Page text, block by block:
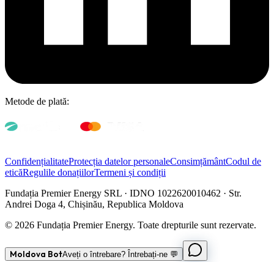
Metode de plată:
ConfidențialitateProtecția datelor personaleConsimțământCodul de
eticăRegulile donațiilorTermeni și condiții
Fundația Premier Energy SRL · IDNO 1022620010462 · Str.
Andrei Doga 4, Chișinău, Republica Moldova
© 2026 Fundația Premier Energy. Toate drepturile sunt rezervate.
Moldova BotAveți o întrebare? Întrebați-ne 💬